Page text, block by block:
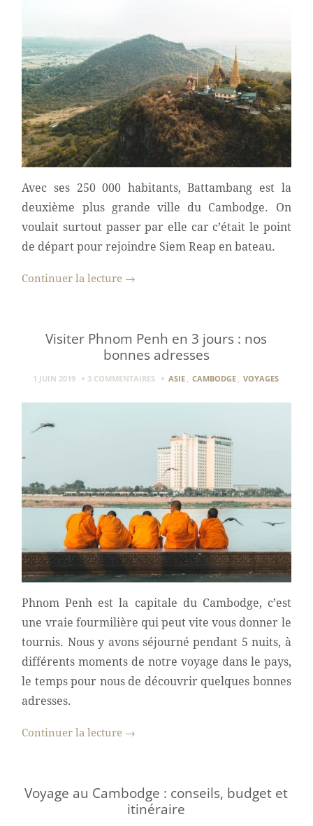
Avec ses 250 000 habitants, Battambang est la
deuxième plus grande ville du Cambodge. On
voulait surtout passer par elle car c’était le point
de départ pour rejoindre Siem Reap en bateau.
Continuer la lecture →
Visiter Phnom Penh en 3 jours : nos
bonnes adresses
1 JUIN 2019 3 COMMENTAIRES ASIE CAMBODGE VOYAGES
Phnom Penh est la capitale du Cambodge, c’est
une vraie fourmilière qui peut vite vous donner le
tournis. Nous y avons séjourné pendant 5 nuits, à
différents moments de notre voyage dans le pays,
le temps pour nous de découvrir quelques bonnes
adresses.
Continuer la lecture →
Voyage au Cambodge : conseils, budget et
itinéraire